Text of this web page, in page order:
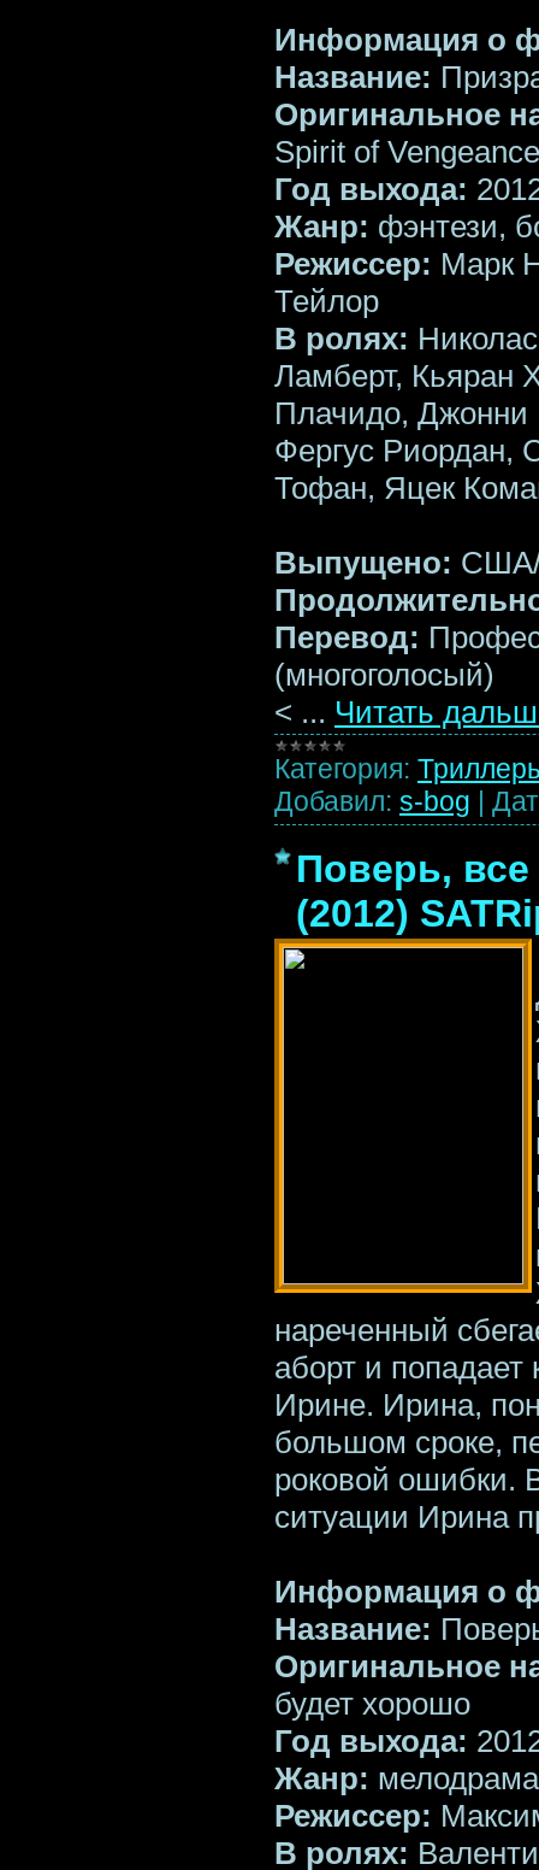
Информация о
Название:
Оригинальное
Spirit of Vengeance
Год выхода:
Жанр: фэнтези,
Режиссер: Марк
Тейлор
В ролях:
Ламберт, Кьяран
Плачидо, Джонни
Фергус Риордан,
Тофан, Яцек
Выпущено: США/
Перевод:
(многоголосый)
< ... Читать
Категория:
Добавил: s-bog |
Поверь,
(2012)
нареченный
аборт и попадает
Ирине. Ирина,
большом сроке,
роковой ошибки.
ситуации Ирина
Информация о
Название:
Оригинальное
будет хорошо
Год выхода:
Жанр:
Режиссер:
В ролях: